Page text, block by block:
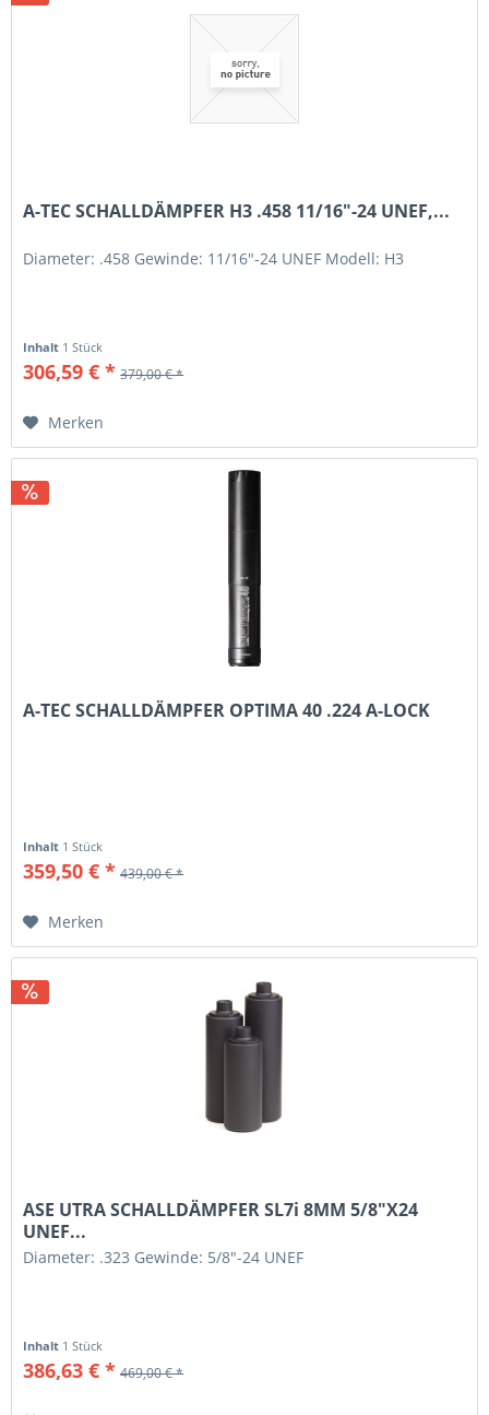
A-TEC SCHALLDÄMPFER H3 .458 11/16"-24 UNEF,...
Diameter: .458 Gewinde: 11/16"-24 UNEF Modell: H3
Inhalt 1 Stück
306,59 € * 379,00 € *
Merken
A-TEC SCHALLDÄMPFER OPTIMA 40 .224 A-LOCK
Inhalt 1 Stück
359,50 € * 439,00 € *
Merken
ASE UTRA SCHALLDÄMPFER SL7i 8MM 5/8"X24
UNEF...
Diameter: .323 Gewinde: 5/8"-24 UNEF
Inhalt 1 Stück
386,63 € * 469,00 € *